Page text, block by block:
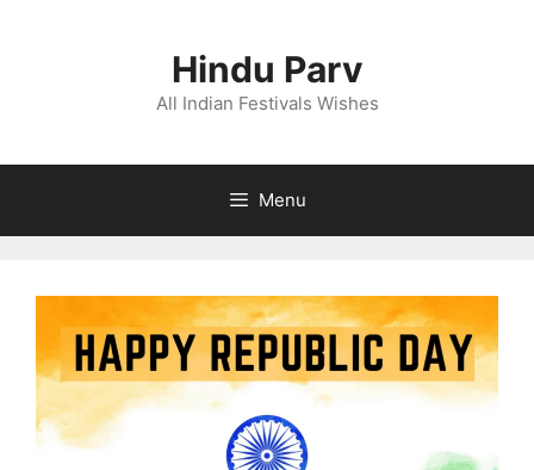
Hindu Parv
All Indian Festivals Wishes
Menu